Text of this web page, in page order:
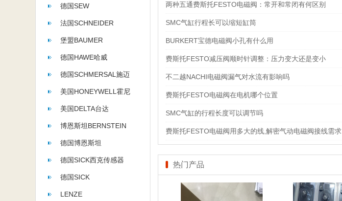
德国SEW
法国SCHNEIDER
堡盟BAUMER
德国HAWE哈威
德国SCHMERSAL施迈
赛
美国HONEYWELL霍尼
韦尔
美国DELTA台达
博恩斯坦BERNSTEIN
德国博恩斯坦
BERNSTEIN
德国SICK西克传感器
德国SICK
LENZE
两种五通费斯托FESTO电磁阀：常开和常闭有何区别
SMC气缸行程长可以缩短缸筒
BURKERT宝德电磁阀小孔有什么用
费斯托FESTO减压阀顺时针调整：压力变大还是变小
不二越NACHI电磁阀漏气对水流有影响吗
费斯托FESTO电磁阀在电机哪个位置
SMC气缸的行程长度可以调节吗
费斯托FESTO电磁阀用多大的线,解密气动电磁阀接线需求
热门产品